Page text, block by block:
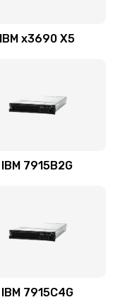
IBM x3690 X5
IBM 7915B2G
IBM 7915C4G